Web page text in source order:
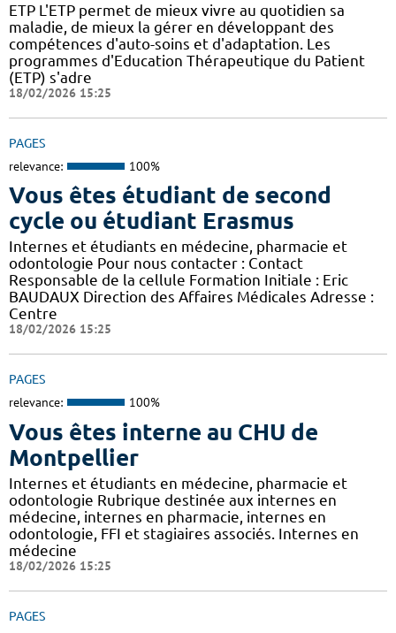
ETP L'ETP permet de mieux vivre au quotidien sa
maladie, de mieux la gérer en développant des
compétences d'auto-soins et d'adaptation. Les
programmes d'Education Thérapeutique du Patient
(ETP) s'adre
18/02/2026 15:25
PAGES
relevance: 100%
Vous êtes étudiant de second
cycle ou étudiant Erasmus
Internes et étudiants en médecine, pharmacie et
odontologie Pour nous contacter : Contact
Responsable de la cellule Formation Initiale : Eric
BAUDAUX Direction des Affaires Médicales Adresse :
Centre
18/02/2026 15:25
PAGES
relevance: 100%
Vous êtes interne au CHU de
Montpellier
Internes et étudiants en médecine, pharmacie et
odontologie Rubrique destinée aux internes en
médecine, internes en pharmacie, internes en
odontologie, FFI et stagiaires associés. Internes en
médecine
18/02/2026 15:25
PAGES